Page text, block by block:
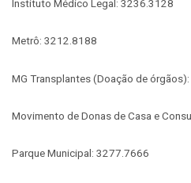
Instituto Médico Legal: 3236.3128
Metrô: 3212.8188
MG Transplantes (Doação de
Movimento de Donas de Casa e
Parque Municipal: 3277.7666